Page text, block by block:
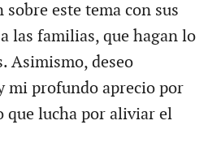
este tema con sus
las familias, que hagan lo
Asimismo, deseo
mi profundo aprecio por
que lucha por aliviar el